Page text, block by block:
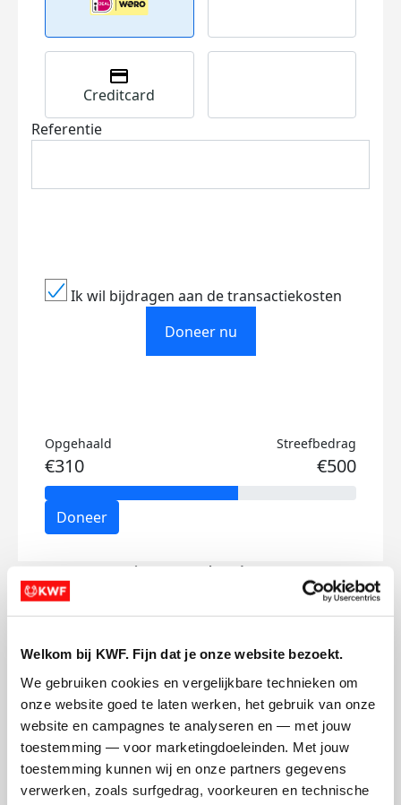
Welkom bij KWF. Fijn dat je onze website bezoekt.
We gebruiken cookies en vergelijkbare technieken om
onze website goed te laten werken, het gebruik van onze
website en campagnes te analyseren en — met jouw
toestemming — voor marketingdoeleinden. Met jouw
toestemming kunnen wij en onze partners gegevens
verwerken, zoals surfgedrag, voorkeuren en technische
Creditcard
Referentie
Ik wil bijdragen aan de transactiekosten
Doneer nu
Opgehaald
€310
Streefbedrag
€500
Doneer
Lianne's badges